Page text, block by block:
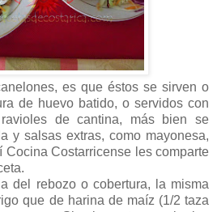
es que éstos se sirven o
de huevo batido, o servidos con
de cantina, más bien se
y salsas extras, como mayonesa,
Cocina Costarricense les comparte
del rebozo o cobertura, la misma
que de harina de maíz (1/2 taza